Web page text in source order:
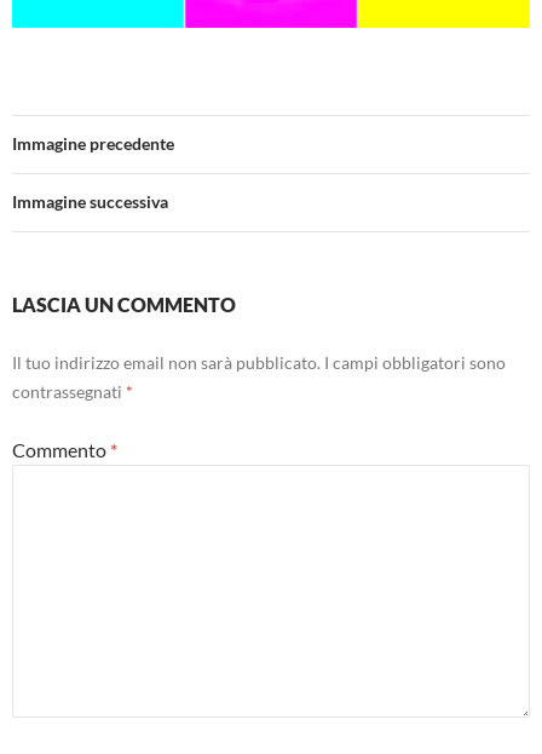
Immagine precedente
Immagine successiva
LASCIA UN COMMENTO
Il tuo indirizzo email non sarà pubblicato. I campi obbligatori sono
contrassegnati *
Commento *